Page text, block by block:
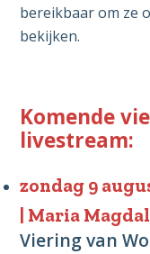
bereikbaar om ze
bekijken.
Komende
livestream:
zondag 9
Maria
Viering van